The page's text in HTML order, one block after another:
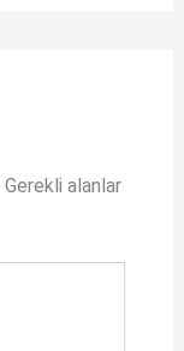
Gerekli alanlar